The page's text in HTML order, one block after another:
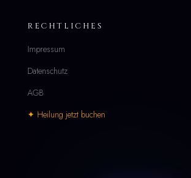
RECHTLICHES
Impressum
Datenschutz
AGB
✦ Heilung jetzt buchen